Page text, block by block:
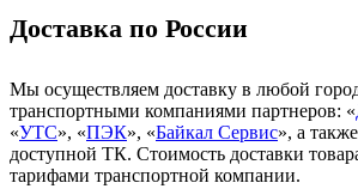
Доставка по России
Мы осуществляем доставку в любой
транспортными компаниями партнеров: «
«УТС», «ПЭК», «Байкал Сервис», а
доступной ТК. Стоимость доставки
тарифами транспортной компании.